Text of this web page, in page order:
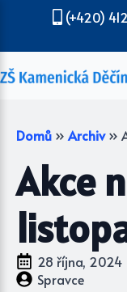
(+420)
Domů » Archiv »
Akce
28 října, 2024
Spravce